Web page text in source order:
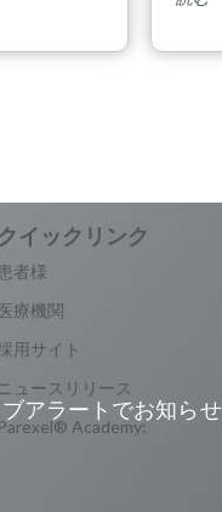
ラートでお知ら
患者様
療機関
用サイト
ニュースリリース
Academy: